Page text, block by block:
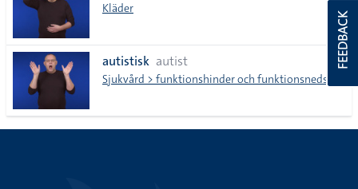
Kläder
autistisk autist
Sjukvård > funktionshinder och
FEEDBACK